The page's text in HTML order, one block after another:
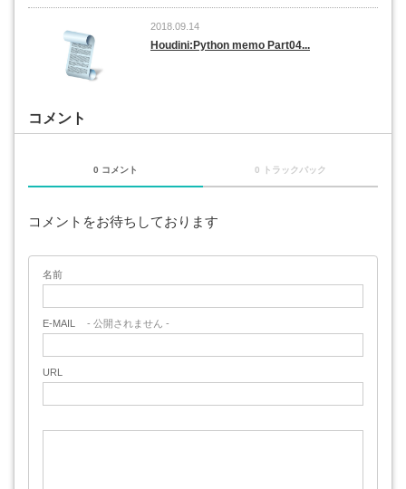
2018.09.14
Houdini:Python memo Part04...
コメント
0 コメント 0 トラックバック
コメントをお待ちしております
名前
E-MAIL - 公開されません -
URL